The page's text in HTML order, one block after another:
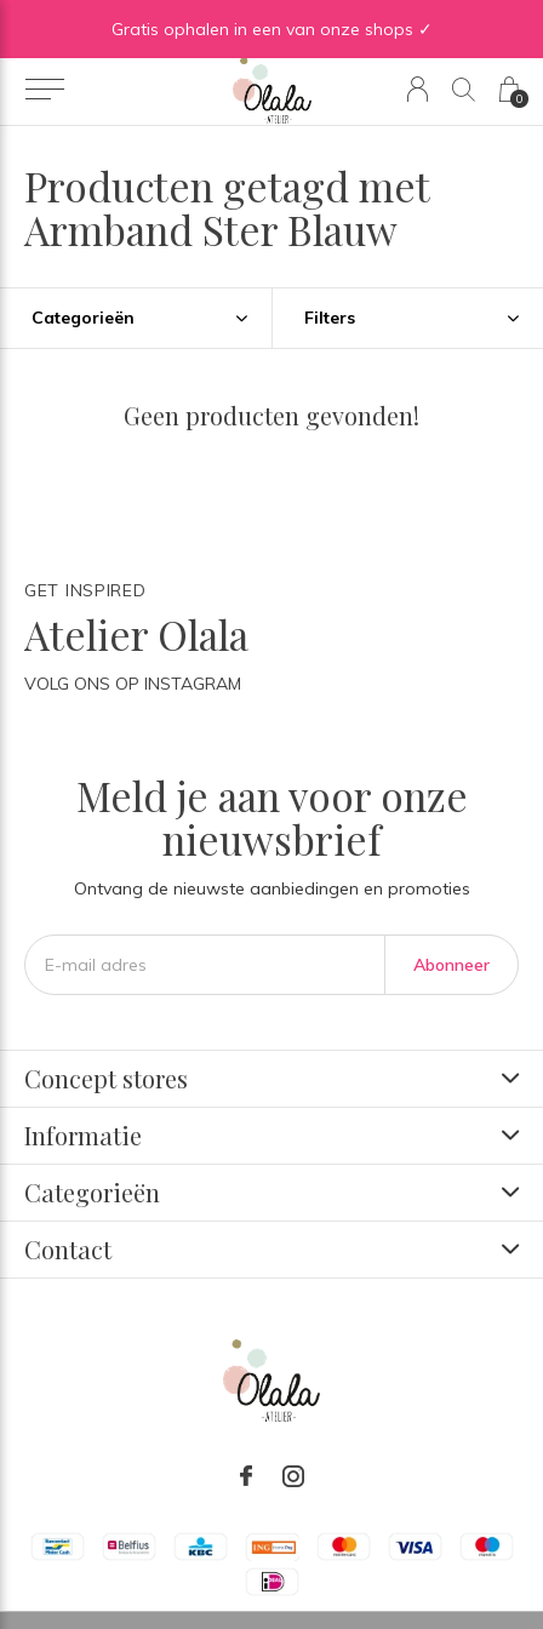
0
Gratis ophalen in een van onze shops ✓
Producten getagd met
Armband Ster Blauw
Categorieën Filters
Geen producten gevonden!
GET INSPIRED
Atelier Olala
VOLG ONS OP INSTAGRAM
Meld je aan voor onze
nieuwsbrief
Ontvang de nieuwste aanbiedingen en promoties
Abonneer
Concept stores
Informatie
Categorieën
Contact